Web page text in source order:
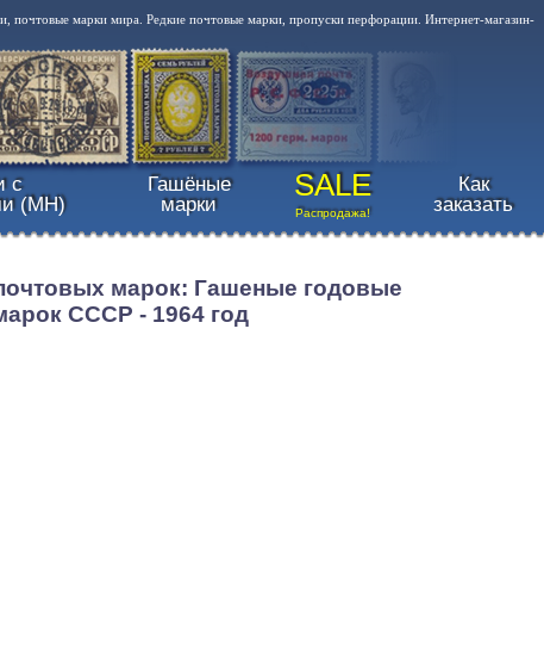
марки мира. Редкие почтовые марки, пропуски перфорации. Интернет-магазин-
с
(MH)
Гашёные
марки
SALE
Распродажа!
Как
заказать
марок: Гашеные годовые
СССР - 1964 год